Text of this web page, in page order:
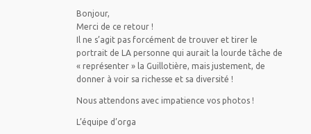
Bonjour,
Merci de ce retour !
Il ne s’agit pas forcément de trouver et tirer le
portrait de LA personne qui aurait la lourde tâche de
« représenter » la Guillotière, mais justement, de
donner à voir sa richesse et sa diversité !
Nous attendons avec impatience vos photos !
L’équipe d’orga